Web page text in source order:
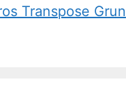
Transpose Grun